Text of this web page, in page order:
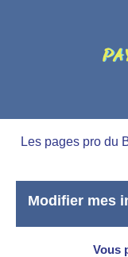
Les pages pro du
Modifier mes
Vous